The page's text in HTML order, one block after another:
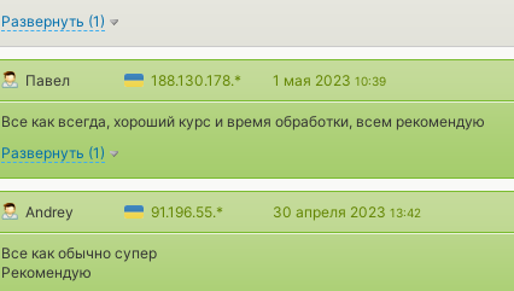
Развернуть (1)
Павел 188.130.178.* 1 мая 2023 10:39
Все как всегда, хороший курс и время обработки, всем рекомендую
Развернуть (1)
Andrey 91.196.55.* 30 апреля 2023 13:42
Все как обычно супер
Рекомендую